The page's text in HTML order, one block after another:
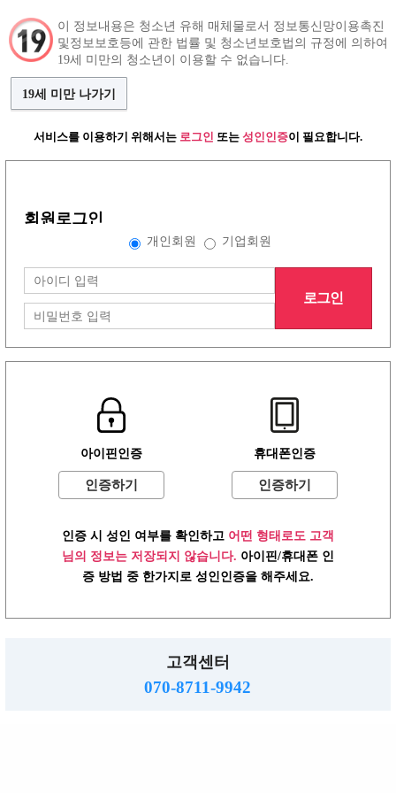
구인정보 인재정보 커뮤니티
언니들이야기(79건) 댓글쓰기
함소미
왜 돌싱인지 알고도 남겠음.
십분만 대화해봐도 기빨림....
로진짓좀 그만...........
이용약관 고객센터
주소 :경기도 동두천시 행선로 20번길 43
직업정보: 의정부 제2015-8호 메일 :hjs5609@hanmail.net
밤알바
2026.Copyrightwww.ttalba.kr. All right reserved.
이 정보내용은 청소년 유해 매체물로서 정보통신망이용촉진
및정보보호등에 관한 법률 및 청소년보호법의 규정에 의하여
19세 미만의 청소년이 이용할 수 없습니다.
19세 미만 나가기
서비스를 이용하기 위해서는 로그인 또는 성인인증이 필요합니다.
회원로그인
개인회원 기업회원
로그인
아이핀인증
인증하기
휴대폰인증
인증하기
인증 시 성인 여부를 확인하고 어떤 형태로도 고객
님의 정보는 저장되지 않습니다. 아이핀/휴대폰 인
증 방법 중 한가지로 성인인증을 해주세요.
고객센터
070-8711-9942